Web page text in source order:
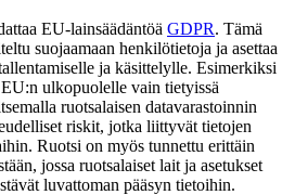
EU-lainsäädäntöä GDPR. Tämä
suojaamaan henkilötietoja ja asettaa
ja käsittelylle. Esimerkiksi
ulkopuolelle vain tietyissä
ruotsalaisen datavarastoinnin
riskit, jotka liittyvät tietojen
Ruotsi on myös tunnettu erittäin
jossa ruotsalaiset lait ja asetukset
luvattoman pääsyn tietoihin.